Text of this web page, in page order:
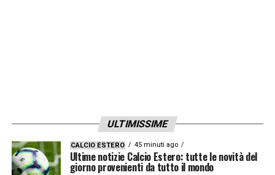
ULTIMISSIME
CALCIO ESTERO 45 minuti ago
Ultime notizie Calcio Estero: tutte le novità del
giorno provenienti da tutto il mondo